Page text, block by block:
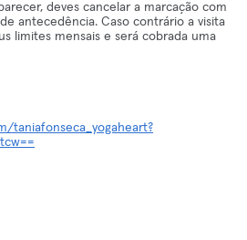
deves cancelar a marcação com
antecedência. Caso contrário a visita
limites mensais e será cobrada uma
taniafonseca_yogaheart?